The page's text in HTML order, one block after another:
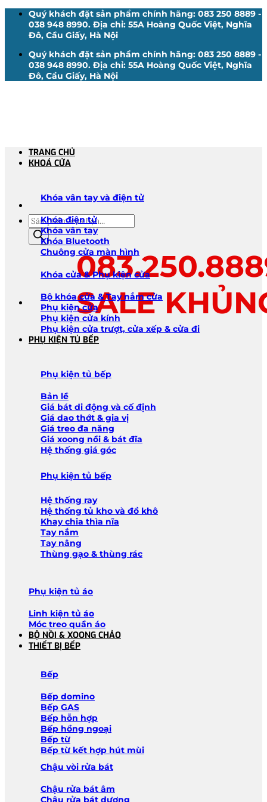
Quý khách đặt sản phẩm chính hãng: 083 250 8889 -
038 948 8990. Địa chỉ: 55A Hoàng Quốc Việt, Nghĩa
Đô, Cầu Giấy, Hà Nội
Quý khách đặt sản phẩm chính hãng: 083 250 8889 -
038 948 8990. Địa chỉ: 55A Hoàng Quốc Việt, Nghĩa
Đô, Cầu Giấy, Hà Nội
Tìm
kiếm
sản
phẩm
SALE
TRANG CHỦ
KHOÁ CỬA
Khóa vân tay và điện tử
Khóa điện tử
Khóa vân tay
Khóa Bluetooth
Chuông cửa màn hình
Khóa cửa & Phụ kiện cửa
Bộ khóa cửa & Tay nắm cửa
Phụ kiện cửa
Phụ kiện cửa kính
Phụ kiện cửa trượt, cửa xếp & cửa đi
PHỤ KIỆN TỦ BẾP
Phụ kiện tủ bếp
Bản lề
Giá bát di động và cố định
Giá dao thớt & gia vị
Giá treo đa năng
Giá xoong nồi & bát đĩa
Hệ thống giá góc
Phụ kiện tủ bếp
Hệ thống ray
Hệ thống tủ kho và đồ khô
Khay chia thìa nĩa
Tay nắm
Tay nâng
Thùng gạo & thùng rác
Phụ kiện tủ áo
Linh kiện tủ áo
Móc treo quần áo
BỘ NỒI & XOONG CHẢO
THIẾT BỊ BẾP
Bếp
Bếp domino
Bếp GAS
Bếp hỗn hợp
Bếp hồng ngoại
Bếp từ
Bếp từ kết hợp hút mùi
Chậu vòi rửa bát
Chậu rửa bát âm
Chậu rửa bát dương